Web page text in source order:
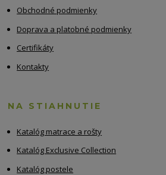
Obchodné podmienky
Doprava a platobné podmienky
Certifikáty
Kontakty
NA STIAHNUTIE
Katalóg matrace a rošty
Katalóg Exclusive Collection
Katalóg postele